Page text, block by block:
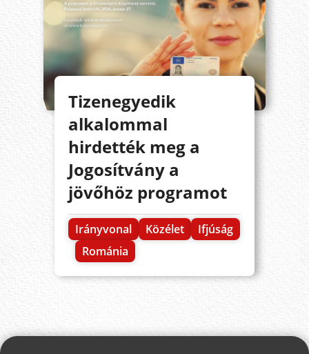
Tizenegyedik
alkalommal
hirdették meg a
Jogosítvány a
jövőhöz programot
Irányvonal Közélet
Ifjúság
Románia